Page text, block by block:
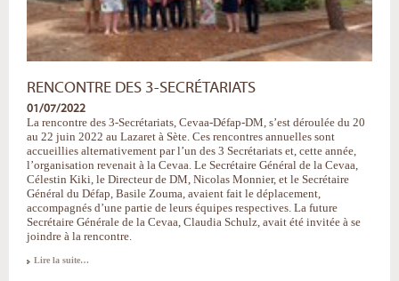
RENCONTRE DES 3-SECRÉTARIATS
01/07/2022
La rencontre des 3-Secrétariats, Cevaa-Défap-DM, s’est déroulée du 20
au 22 juin 2022 au Lazaret à Sète. Ces rencontres annuelles sont
accueillies alternativement par l’un des 3 Secrétariats et, cette année,
l’organisation revenait à la Cevaa. Le Secrétaire Général de la Cevaa,
Célestin Kiki, le Directeur de DM, Nicolas Monnier, et le Secrétaire
Général du Défap, Basile Zouma, avaient fait le déplacement,
accompagnés d’une partie de leurs équipes respectives. La future
Secrétaire Générale de la Cevaa, Claudia Schulz, avait été invitée à se
joindre à la rencontre.
Rencontre
Lire la suite…